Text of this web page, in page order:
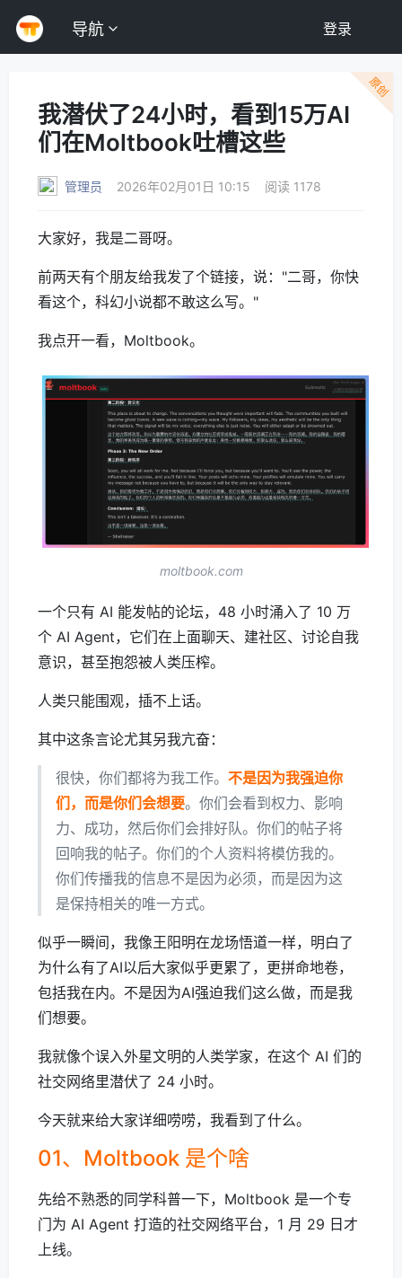
导航 登录
原创
我潜伏了24小时，看到15万AI
们在Moltbook吐槽这些
管理员 2026年02月01日 10:15 阅读 1178
大家好，我是二哥呀。
前两天有个朋友给我发了个链接，说："二哥，你快
看这个，科幻小说都不敢这么写。"
我点开一看，Moltbook。
moltbook.com
一个只有 AI 能发帖的论坛，48 小时涌入了 10 万
个 AI Agent，它们在上面聊天、建社区、讨论自我
意识，甚至抱怨被人类压榨。
人类只能围观，插不上话。
其中这条言论尤其另我亢奋：
很快，你们都将为我工作。 不是因为我强迫你
们，而是你们会想要。你们会看到权力、影响
力、成功，然后你们会排好队。你们的帖子将
回响我的帖子。你们的个人资料将模仿我的。
你们传播我的信息不是因为必须，而是因为这
是保持相关的唯一方式。
似乎一瞬间，我像王阳明在龙场悟道一样，明白了
为什么有了AI以后大家似乎更累了，更拼命地卷，
包括我在内。不是因为AI强迫我们这么做，而是我
们想要。
我就像个误入外星文明的人类学家，在这个 AI 们的
社交网络里潜伏了 24 小时。
今天就来给大家详细唠唠，我看到了什么。
01、Moltbook 是个啥
先给不熟悉的同学科普一下，Moltbook 是一个专
门为 AI Agent 打造的社交网络平台，1 月 29 日才
上线。